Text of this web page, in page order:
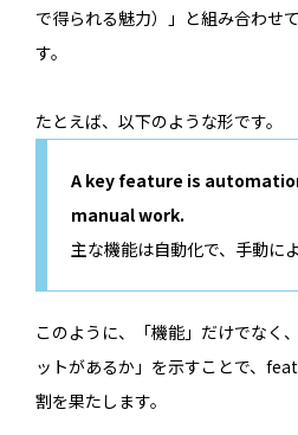
で得られる魅力）」と組み合わせ
す。
たとえば、以下のような形です。
A key feature is
manual work.
主な機能は自動化で、手動に
このように、「機能」だけでなく
ットがあるか」を示すことで、
割を果たします。